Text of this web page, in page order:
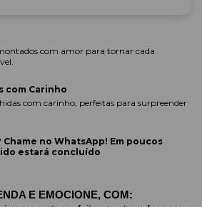
com amor para tornar cada
com Carinho
com carinho, perfeitas para surpreender
Chame no WhatsApp! Em poucos
estará concluído
E EMOCIONE, COM: